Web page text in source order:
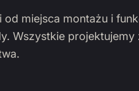
od miejsca montażu i
Wszystkie